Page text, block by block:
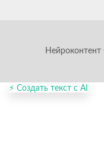
⚡ Создать текст с AI